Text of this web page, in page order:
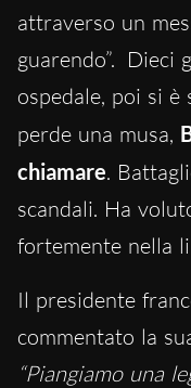
attraverso un
guarendo”. Dieci
ospedale, poi si è
perde una musa,
chiamare.
scandali. Ha
fortemente nella
Il presidente
commentato la
“Piangiamo una